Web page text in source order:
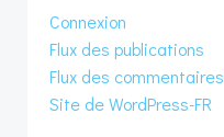
Connexion
Flux des publications
Flux des commentaires
Site de WordPress-FR